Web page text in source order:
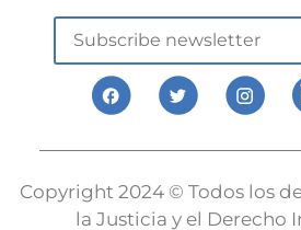
Copyright 2024 © Todos los
la Justicia y el Derecho